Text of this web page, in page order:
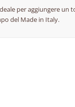
per aggiungere un
del Made in Italy.